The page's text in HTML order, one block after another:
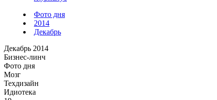
Фото дня
2014
Декабрь
Декабрь 2014
Бизнес-линч
Фото дня
Мозг
Техдизайн
Идиотека